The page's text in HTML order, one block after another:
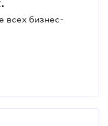
всех бизнес-